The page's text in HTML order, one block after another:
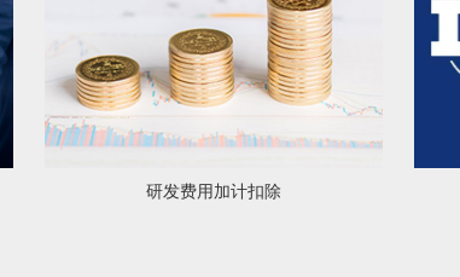
研发费用加计扣除